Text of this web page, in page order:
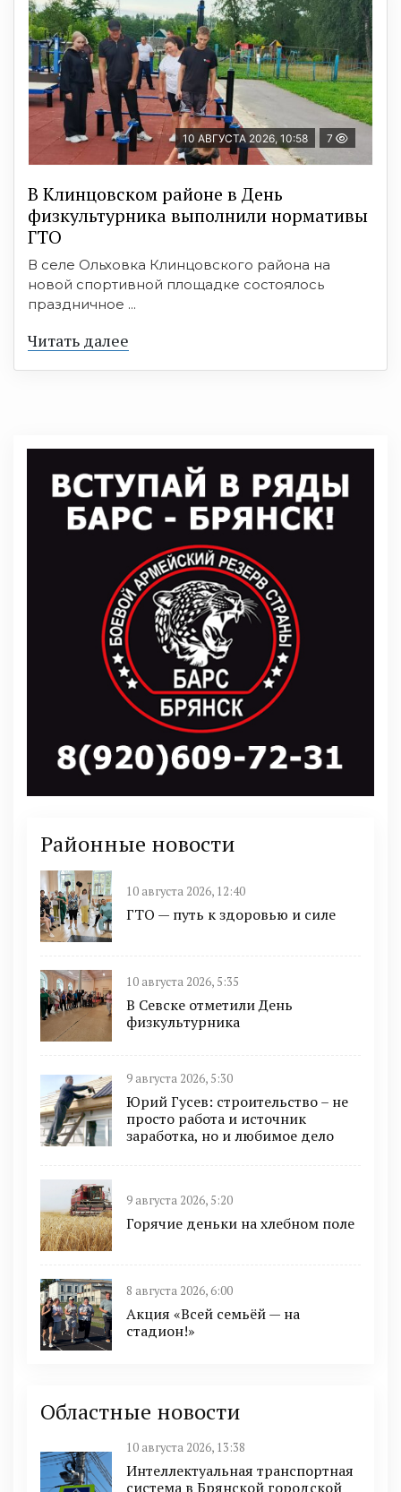
10 АВГУСТА 2026, 10:58 7
В Клинцовском районе в День
физкультурника выполнили нормативы
ГТО
В селе Ольховка Клинцовского района на
новой спортивной площадке состоялось
праздничное ...
Читать далее
Районные новости
10 августа 2026, 12:40
ГТО — путь к здоровью и силе
10 августа 2026, 5:35
В Севске отметили День
физкультурника
9 августа 2026, 5:30
Юрий Гусев: строительство – не
просто работа и источник
заработка, но и любимое дело
9 августа 2026, 5:20
Горячие деньки на хлебном поле
8 августа 2026, 6:00
Акция «Всей семьёй — на
стадион!»
Областные новости
10 августа 2026, 13:38
Интеллектуальная транспортная
система в Брянской городской